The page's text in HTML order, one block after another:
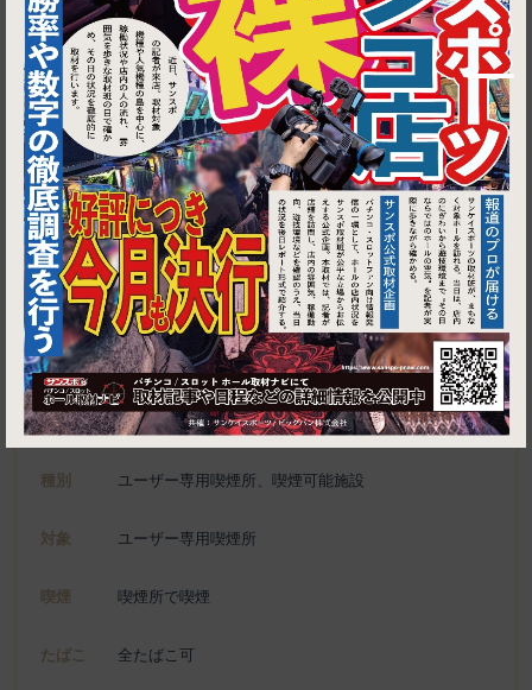
1
千葉県柏市柏2-3-1フーサワビル5階
施設名 寿司と居酒屋 魚民 柏東口駅前店【たばこすう+】
電話 04-7163-9688
種別 ユーザー専用喫煙所、喫煙可能施設
対象 ユーザー専用喫煙所
喫煙 喫煙所で喫煙
たばこ 全たばこ可